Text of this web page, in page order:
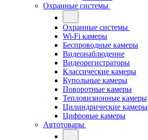
Охранные системы
Охранные системы
Wi-Fi камеры
Беспроводные камеры
Видеонаблюдение
Видеорегистраторы
Классические камеры
Купольные камеры
Поворотные камеры
Тепловизионные камеры
Цилиндрические камеры
Цифровые камеры
Автотовары